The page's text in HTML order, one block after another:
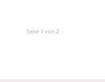
Seite 1 von 2